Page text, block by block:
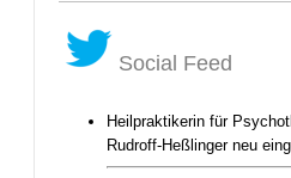
Social Feed